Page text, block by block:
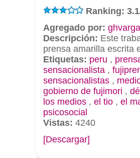
Ranking: 3.1
Agregado por:
Descripción: Este
prensa amarilla escrita
Etiquetas: peru ,
sensacionalista ,
sensacionalistas ,
gobierno de fujimori ,
los medios , el tio , el
psicosocial
Vistas: 4240
[Descargar]